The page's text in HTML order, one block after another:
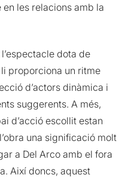
les relacions amb la
dota de
proporciona un ritme
d’actors dinàmica i
suggerents. A més,
d’acció escollit estan
una significació molt
a Del Arco amb el fora
Així doncs, aquest